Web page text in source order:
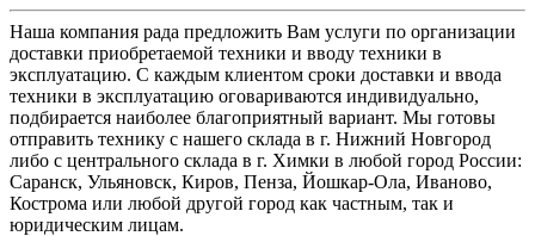
Наша компания рада предложить Вам услуги по организации
доставки приобретаемой техники и вводу техники в
эксплуатацию. С каждым клиентом сроки доставки и ввода
техники в эксплуатацию оговариваются индивидуально,
подбирается наиболее благоприятный вариант. Мы готовы
отправить технику с нашего склада в г. Нижний Новгород
либо с центрального склада в г. Химки в любой город России:
Саранск, Ульяновск, Киров, Пенза, Йошкар-Ола, Иваново,
Кострома или любой другой город как частным, так и
юридическим лицам.